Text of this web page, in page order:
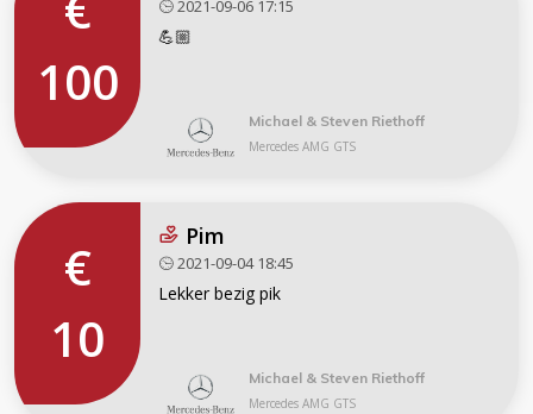
100
2021-09-06 17:15
💪🏼
Michael & Steven Riethoff
Mercedes AMG GTS
€
10
Pim
2021-09-04 18:45
Lekker bezig pik
Michael & Steven Riethoff
Mercedes AMG GTS